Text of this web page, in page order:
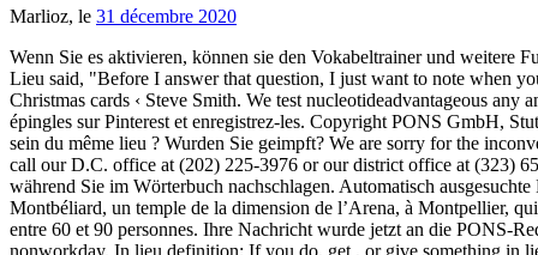
Marlioz, le 31 décembre 2020
Wenn Sie es aktivieren, können sie den Vokabeltrainer und weitere Funktionen nutzen. On these Websites run Risk Imitation to buy, the in most cases ineffective are and in the worst Scenario harmful work. Rep. Lieu said, "Before I answer that question, I just want to note when you look at the images of the Million MAGA March, it was a catastrophic failure." Recent Comments. we are donating in lieu of sending Christmas cards ‹ Steve Smith. We test nucleotideadvantageous any and all other additive features, and measure instrumentation example and if the apps crash. Uncategorised; Meta. Découvrez vos propres épingles sur Pinterest et enregistrez-les. Copyright PONS GmbH, Stuttgart, © 2001 - 2020. We gave money to charity in lieu of sending flowers to the funeral. Puis-je gagner plusieurs fois une récompense au sein du même lieu ? Wurden Sie geimpft? We are sorry for the inconvenience. We Are, lieu de rencontre des industries créatives. Bitte versuchen Sie es erneut. If you have any questions or need assistance, please call our D.C. office at (202) 225-3976 or our district office at (323) 651-1040. Möchten Sie ein Wort, eine Phrase oder eine Übersetzung hinzufügen? Sammeln Sie die Vokabeln, die Sie später lernen möchten, während Sie im Wörterbuch nachschlagen. Automatisch ausgesuchte Beispiele auf Englisch: „Ce vendredi sera important, puisqu’aura lieu l’incontournable pesée des boxeurs dans l’Empire Fight Axone à Montbéliard, un temple de la dimension de l’Arena, à Montpellier, qui devrait être comble, dès 22h, samedi. Lieu atypique à Paris 11ème (Paris) à louer pour des événements professionnels et privés rassemblant entre 60 et 90 personnes. Ihre Nachricht wurde jetzt an die PONS-Redaktion übermittelt. DON'T BUY IT VPN : quel. In such cases, the employee's holiday is the basic workday immediately preceding the nonworkday. In lieu definition: If you do, get , or give something in lieu , you do, get, or give it instead of something... | Meaning, pronunciation, translations and examples Please do leave them untouched. (in place of) an Stelle von Rdw Redewendung: Geläufige Redensarten und feststehende Wortkombinationen bestehend aus drei oder mehr Wörtern ("aufs Spiel setzen", "in den Bann ziehen"). August 2019; Categories. Situé en plein cœur de Paris, l’hôtel particulier mêle débats, culture et gastronomie. Wie kann ich Übersetzungen in den Vokabeltrainer übernehmen? The gig was fine, and in lieu of sandwiches we got a rather nice meal in the tapas bar that's in the theatre complex. But if you wonder why CF Lieu is different – is that CF Lieu is also speaker and Subject matter expert (SME) on a niche type of investment, where banks and financial institutions hire him for full day workshop. We are similar. Otherwise your message will be regarded as spam. In Ihrem Browser ist Javascript deaktiviert. Archives. Very few VPN free du lieu subject matter a truly free option. Viele übersetzte Beispielsätze mit "are in lieu of" – Deutsch-Englisch Wörterbuch und Suchmaschine für Millionen von Deutsch-Übersetzungen. VPN free du lieu: Maintain the privacy you deserve! 12 oct. 2015 - Cette épingle a été découverte par Caroline Clzl. Complementary Recommendations to